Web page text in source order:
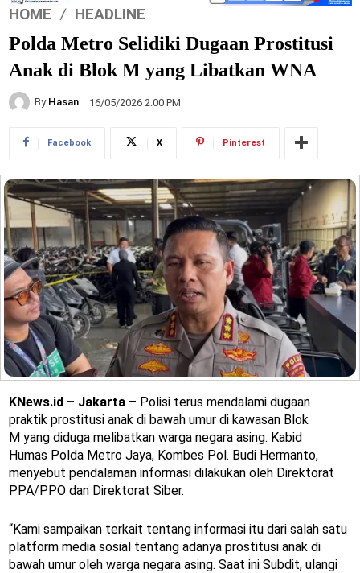
HOME HEADLINE
Polda Metro Selidiki Dugaan Prostitusi
Anak di Blok M yang Libatkan WNA
By Hasan 16/05/2026 2:00 PM
Facebook X Pinterest
KNews.id – Jakarta – Polisi terus mendalami dugaan
praktik prostitusi anak di bawah umur di kawasan Blok
M yang diduga melibatkan warga negara asing. Kabid
Humas Polda Metro Jaya, Kombes Pol. Budi Hermanto,
menyebut pendalaman informasi dilakukan oleh Direktorat
PPA/PPO dan Direktorat Siber.
“Kami sampaikan terkait tentang informasi itu dari salah satu
platform media sosial tentang adanya prostitusi anak di
bawah umur oleh warga negara asing. Saat ini Subdit, ulangi